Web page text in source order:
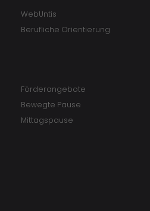
WebUntis
Berufliche Orientierung
Förderangebote
Bewegte Pause
Mittagspause